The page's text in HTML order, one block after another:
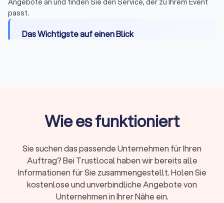
Angebote an und finden Sie den Service, der zu Ihrem Event
passt.
Das Wichtigste auf einen Blick
Preise:Von 8 Euro pro Person für kalte Platten
bis 150 Euro für gehobene Menüs, Foodtrucks ab
Zusatzkosten:
Servicepersonal (20-40
Euro/Stunde), Geschirr, Ausstattung, Anfahrt und
Aufbau können extra berechnet werden
Servicemodelle:Partyservice (nur Essen) oder
Wie es funktioniert
Sie suchen das passende Unternehmen für Ihren
Auftrag? Bei Trustlocal haben wir bereits alle
Informationen für Sie zusammengestellt. Holen Sie
kostenlose und unverbindliche Angebote von
Unternehmen in Ihrer Nähe ein.